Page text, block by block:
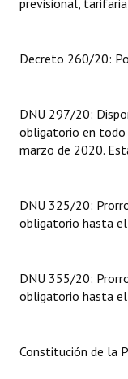
Informes de
Dictámenes
Actas de Sesión
Ejecución
NORMATIVA
previsional,
Decreto 260/20:
DNU 297/20:
obligatorio en
marzo de 2020.
DNU 325/20:
obligatorio hasta
DNU 355/20:
obligatorio hasta
Constitución de la